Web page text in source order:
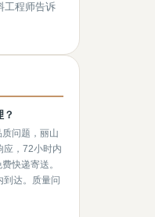
工程师告诉
问题，丽山
应，72小时内
快递寄送。
到达。质量问